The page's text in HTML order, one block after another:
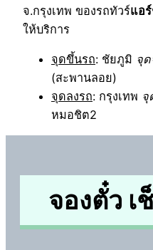
จ.กรุงเทพ ของรถทัวร์แอ
ให้บริการ
จุดขึ้นรถ: ชัยภูมิ จุ
(สะพานลอย)
จุดลงรถ: กรุงเทพ จุ
หมอชิต2
จองตั๋ว เ